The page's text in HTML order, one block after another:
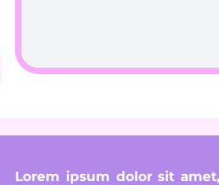
Lorem ipsum dolor sit